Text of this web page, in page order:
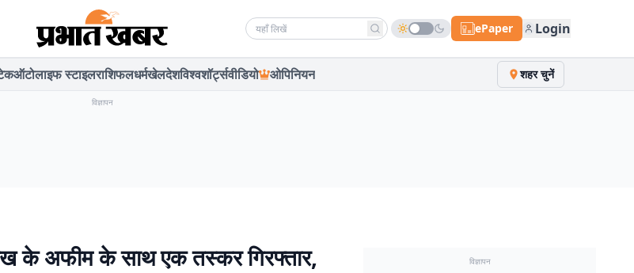
Search news ePaper Login
ऑटोलाइफ स्टाइलराशिफलधर्मखेलदेशविश्वशॉर्ट्सवीडियो ओपिनियन शहर चुनें
विज्ञापन
के अफीम के साथ एक तस्कर गिरफ्तार,
विज्ञापन